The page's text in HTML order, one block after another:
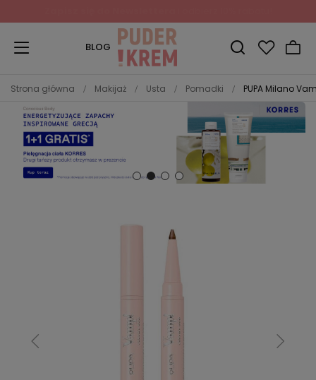
BLOG
Strona główna Makijaż Usta Pomadki PUPA Milano